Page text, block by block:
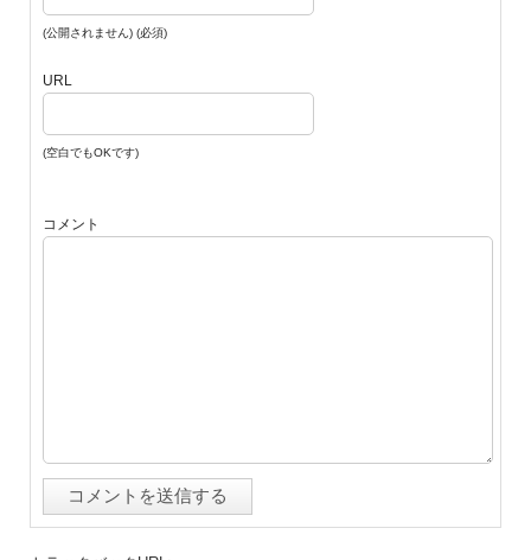
(公開されません) (必須)
URL
(空白でもOKです)
コメント